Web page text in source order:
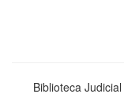
Biblioteca Judicial